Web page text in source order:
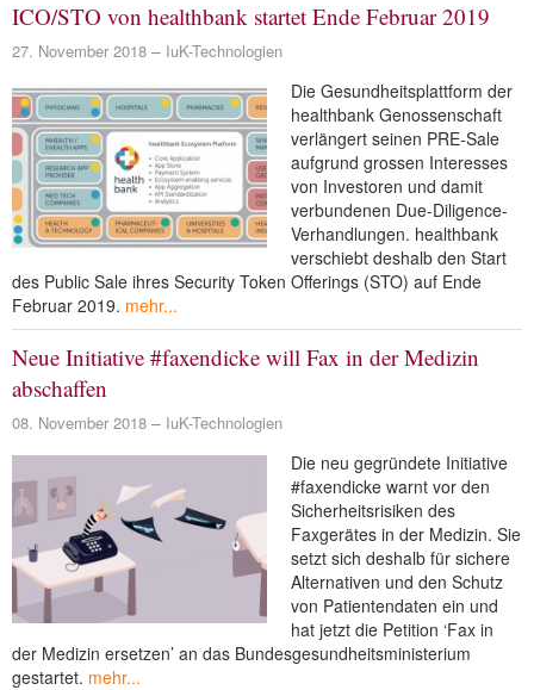
ICO/STO von healthbank startet Ende Februar 2019
27. November 2018 IuK-Technologien
Die Gesundheitsplattform der
healthbank Genossenschaft
verlängert seinen PRE-Sale
aufgrund grossen Interesses
von Investoren und damit
verbundenen Due-Diligence-
Verhandlungen. healthbank
verschiebt deshalb den Start
des Public Sale ihres Security Token Offerings (STO) auf Ende
Februar 2019. mehr...
Neue Initiative #faxendicke will Fax in der Medizin
abschaffen
08. November 2018 IuK-Technologien
Die neu gegründete Initiative
#faxendicke warnt vor den
Sicherheitsrisiken des
Faxgerätes in der Medizin. Sie
setzt sich deshalb für sichere
Alternativen und den Schutz
von Patientendaten ein und
hat jetzt die Petition ‘Fax in
der Medizin ersetzen’ an das Bundesgesundheitsministerium
gestartet. mehr...